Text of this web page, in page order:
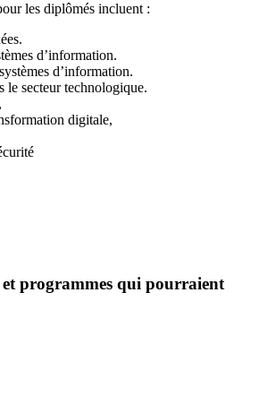
les diplômés incluent :
d’information.
d’information.
le secteur technologique.
digitale,
programmes qui pourraient